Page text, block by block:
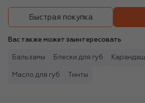
Быстрая покупка
Вас также может заинтересовать
Бальзамы Блески для губ
Масло для губ Тинты